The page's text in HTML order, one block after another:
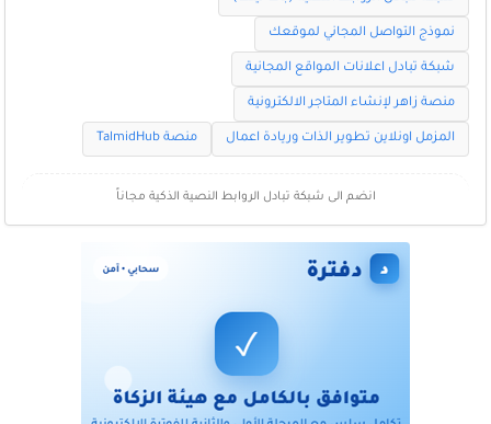
نموذج التواصل المجاني لموقعك
شبكة تبادل اعلانات المواقع المجانية
منصة زاهر لإنشاء المتاجر الالكترونية
المزمل اونلاين تطوير الذات وريادة اعمال منصة TalmidHub
انضم الى شبكة تبادل الروابط النصية الذكية مجاناً